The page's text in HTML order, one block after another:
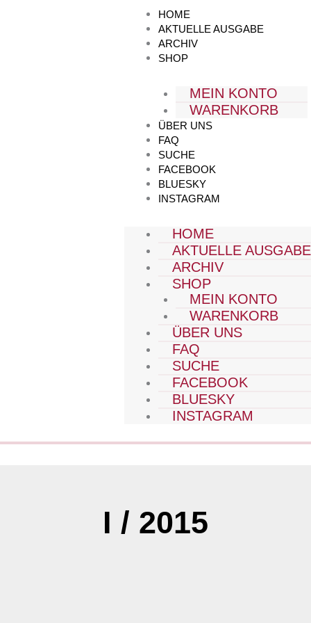
HOME
AKTUELLE AUSGABE
ARCHIV
SHOP
MEIN KONTO
WARENKORB
ÜBER UNS
FAQ
SUCHE
FACEBOOK
BLUESKY
INSTAGRAM
HOME
AKTUELLE AUSGABE
ARCHIV
SHOP
MEIN KONTO
WARENKORB
ÜBER UNS
FAQ
SUCHE
FACEBOOK
BLUESKY
INSTAGRAM
I / 2015